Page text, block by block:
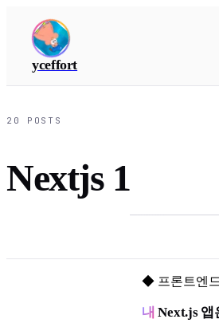
yceffort
20 POSTS
Nextjs 1
◆ 프론트엔
내 Next.js 앱